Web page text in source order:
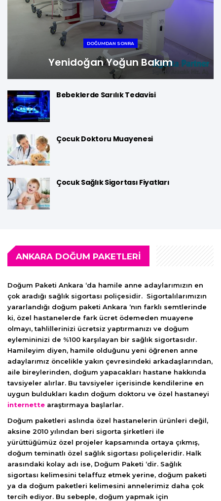
DOĞUMDAN SONRA
Yenidoğan Yoğun Bakım
Bebeklerde Sarılık Tedavisi
Çocuk Doktoru Muayenesi
Çocuk Sağlık Sigortası Fiyatları
ANKARA DOĞUM PAKETLERİ
Doğum Paketi Ankara ‘da hamile anne adaylarımızın en
çok aradığı sağlık sigortası poliçesidir. Sigortalılarımızın
yararlandığı doğum paketi Ankara ‘nın farklı semtlerinde
ki, özel hastanelerde fark ücret ödemeden muayene
olmayı, tahlillerinizi ücretsiz yaptırmanızı ve doğum
eylemininizi de %100 karşılayan bir sağlık sigortasıdır.
Hamileyim diyen, hamile olduğunu yeni öğrenen anne
adaylarımız öncelikle yakın çevresindeki arkadaşlarından,
aile bireylerinden, doğum yapacakları hastane hakkında
tavsiyeler alırlar. Bu tavsiyeler içerisinde kendilerine en
uygun buldukları kadın doğum doktoru ve özel hastaneyi
internette araştırmaya başlarlar.
Doğum paketleri aslında özel hastanelerin ürünleri değil,
aksine 2010 yılından beri sigorta şirketleri ile
yürüttüğümüz özel projeler kapsamında ortaya çıkmış,
doğum teminatlı özel sağlık sigortası poliçeleridir. Halk
arasındaki kolay adı ise, Doğum Paketi ‘dir. Sağlık
sigortası kelimesini telaffuz etmek yerine, doğum paketi
ya da doğum paketleri kelimesini annelerimiz daha çok
tercih ediyor. Bu sebeple, doğum yapmak için